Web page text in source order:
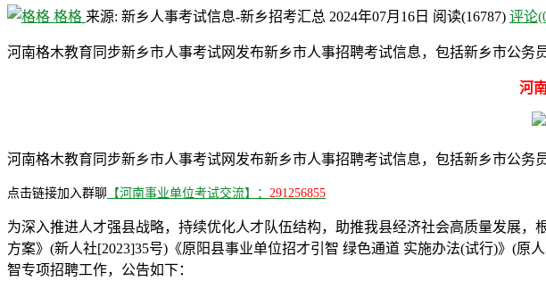
格格 来源: 新乡人事考试信息-新乡招考汇总 2024年07月16日 阅读(16787) 评论
河南格木教育同步新乡市人事考试网发布新乡市人事招聘考试信息，包括新乡市公
河
河南格木教育同步新乡市人事考试网发布新乡市人事招聘考试信息，包括新乡市公务
点击链接加入群聊 【河南事业单位考试交流】： 291256855
为深入推进人才强县战略，持续优化人才队伍结构，助推我县经济社会高质量发展
方案》(新人社[2023]35号)《原阳县事业单位招才引智 绿色通道 实施办法(试行)》(原
智专项招聘工作，公告如下：